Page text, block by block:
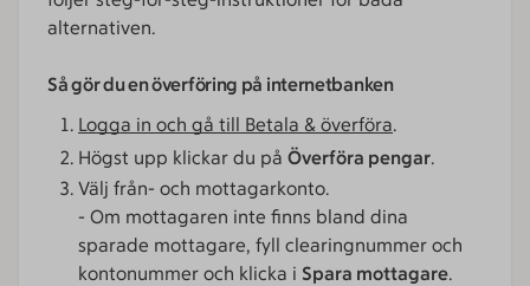
alternativen.
Så gör du en överföring på internetbanken
Logga in och gå till Betala & överföra.
Högst upp klickar du på Överföra pengar.
Välj från- och mottagarkonto.
- Om mottagaren inte finns bland dina
sparade mottagare, fyll clearingnummer och
kontonummer och klicka i Spara mottagare.